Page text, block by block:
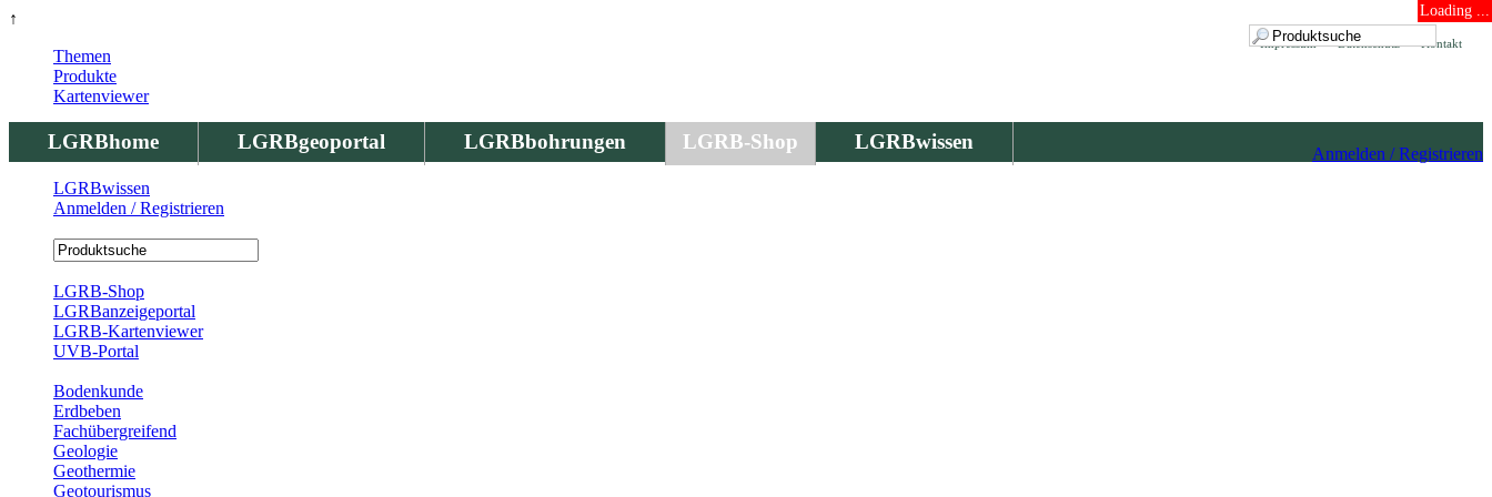
↑ Loading ...
Kontakt
Datenschutz
Impressum
LGRBhome LGRBgeoportal LGRBbohrungen LGRB-Shop LGRBwissen
Anmelden / Registrieren
Themen
Produkte
Kartenviewer
LGRBwissen
Anmelden / Registrieren
LGRB-Shop
LGRBanzeigeportal
LGRB-Kartenviewer
UVB-Portal
Bodenkunde
Erdbeben
Fachübergreifend
Geologie
Geothermie
Geotourismus